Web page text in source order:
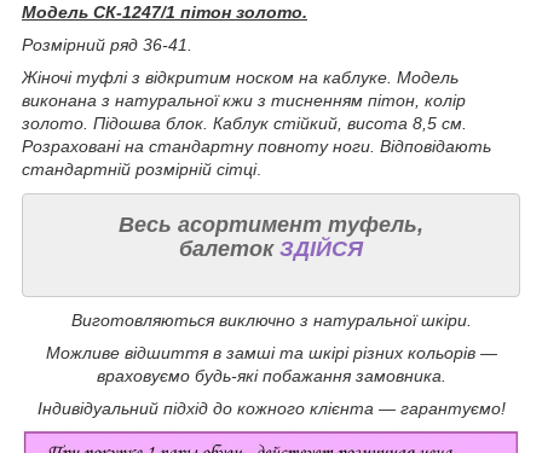
Модель СК-1247/1 пітон золото.
Розмірний ряд 36-41.
Жіночі туфлі з відкритим носком на каблуке. Модель
виконана з натуральної кжи з тисненням пітон, колір
золото. Підошва блок. Каблук стійкий, висота 8,5 см.
Розраховані на стандартну повноту ноги. Відповідають
стандартній розмірній сітці.
Весь асортимент туфель,
балеток ЗДІЙСЯ
Виготовляються виключно з натуральної шкіри.
Можливе відшиття в замші та шкірі різних кольорів —
враховуємо будь-які побажання замовника.
Індивідуальний підхід до кожного клієнта — гарантуємо!